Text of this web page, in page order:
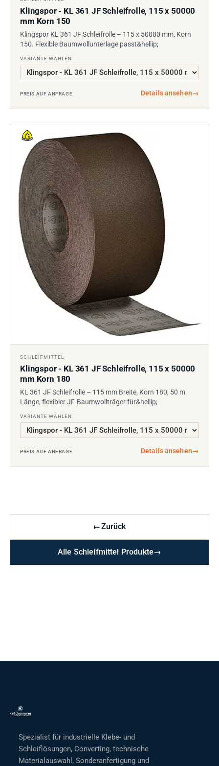
Klingspor - KL 361 JF Schleifrolle, 115 x 50000
mm Korn 150
Klingspor KL 361 JF Schleifrolle – 115 x 50000 mm, Korn
150. Flexible Baumwollunterlage passt&hellip;
VARIANTE WÄHLEN
PREIS AUF ANFRAGE Details ansehen→
SCHLEIFMITTEL
Klingspor - KL 361 JF Schleifrolle, 115 x 50000
mm Korn 180
KL 361 JF Schleifrolle – 115 mm Breite, Korn 180, 50 m
Länge; flexibler JF-Baumwollträger für&hellip;
VARIANTE WÄHLEN
PREIS AUF ANFRAGE Details ansehen→
←Zurück
Alle Schleifmittel Produkte→
Spezialist für industrielle Klebe- und
Schleiflösungen, Converting, technische
Materialauswahl, Sonderanfertigung und